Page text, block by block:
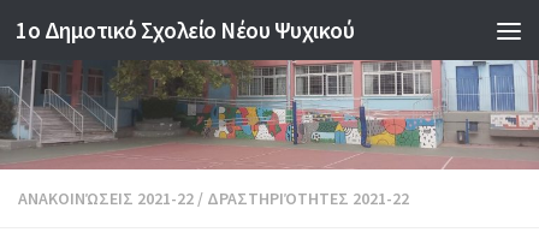
Skip to content
1o Δημοτικό Σχολείο Νέου Ψυχικού
ΑΝΑΚΟΙΝΏΣΕΙΣ 2021-22 / ΔΡΑΣΤΗΡΙΌΤΗΤΕΣ 2021-22